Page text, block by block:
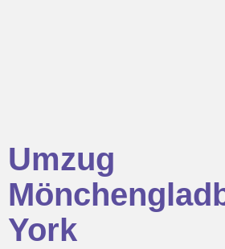
Umzug
York